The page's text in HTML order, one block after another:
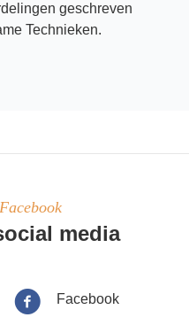
geschreven
Technieken.
media
Facebook